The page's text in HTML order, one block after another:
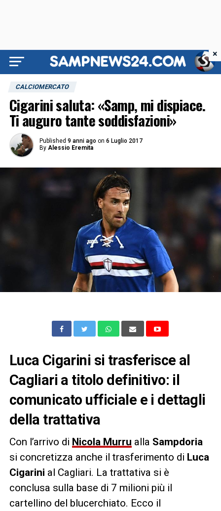
CALCIOMERCATO
Cigarini saluta: «Samp, mi dispiace.
Ti auguro tante soddisfazioni»
Published 9 anni ago on 6 Luglio 2017
By Alessio Eremita
Luca Cigarini si trasferisce al
Cagliari a titolo definitivo: il
comunicato ufficiale e i dettagli
della trattativa
Con l’arrivo di Nicola Murru alla Sampdoria
si concretizza anche il trasferimento di Luca
Cigarini al Cagliari. La trattativa si è
conclusa sulla base di 7 milioni più il
cartellino del blucerchiato. Ecco il
×